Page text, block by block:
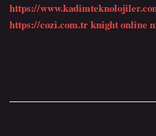
https://
https://cozi.com.trknight online